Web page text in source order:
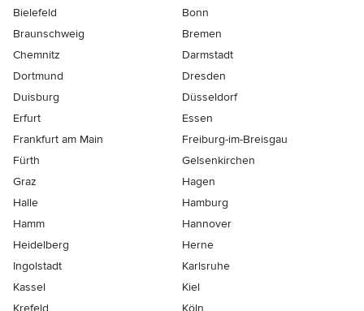
Bielefeld
Bonn
Braunschweig
Bremen
Chemnitz
Darmstadt
Dortmund
Dresden
Duisburg
Düsseldorf
Erfurt
Essen
Frankfurt am Main
Freiburg-im-Breisgau
Fürth
Gelsenkirchen
Graz
Hagen
Halle
Hamburg
Hamm
Hannover
Heidelberg
Herne
Ingolstadt
Karlsruhe
Kassel
Kiel